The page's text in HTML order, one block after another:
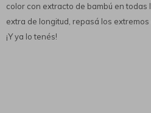
color con extracto de bambú en todas
extra de longitud, repasá los
¡Y ya lo tenés!